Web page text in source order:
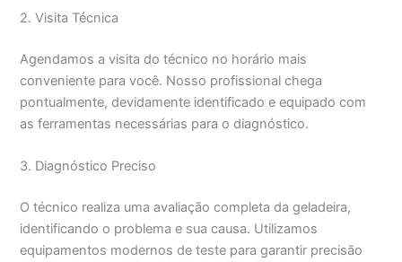
2. Visita Técnica
Agendamos a visita do técnico no horário mais
conveniente para você. Nosso profissional chega
pontualmente, devidamente identificado e equipado com
as ferramentas necessárias para o diagnóstico.
3. Diagnóstico Preciso
O técnico realiza uma avaliação completa da geladeira,
identificando o problema e sua causa. Utilizamos
equipamentos modernos de teste para garantir precisão